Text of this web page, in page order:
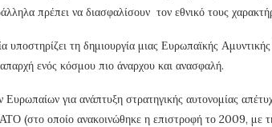
πρέπει να διασφαλίσουν τον εθνικό τους
υποστηρίζει τη δημιουργία μιας Ευρωπαϊκής
ενός κόσμου πιο άναρχου και ανασφαλή.
για ανάπτυξη στρατηγικής αυτονομίας
(στο οποίο ανακοινώθηκε η επιστροφή το 2009, με